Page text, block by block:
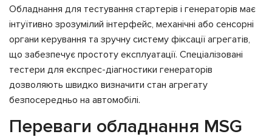
Обладнання для тестування стартерів і генераторів має
інтуїтивно зрозумілий інтерфейс, механічні або сенсорні
органи керування та зручну систему фіксації агрегатів,
що забезпечує простоту експлуатації. Спеціалізовані
тестери для експрес-діагностики генераторів
дозволяють швидко визначити стан агрегату
безпосередньо на автомобілі.
Переваги обладнання MSG